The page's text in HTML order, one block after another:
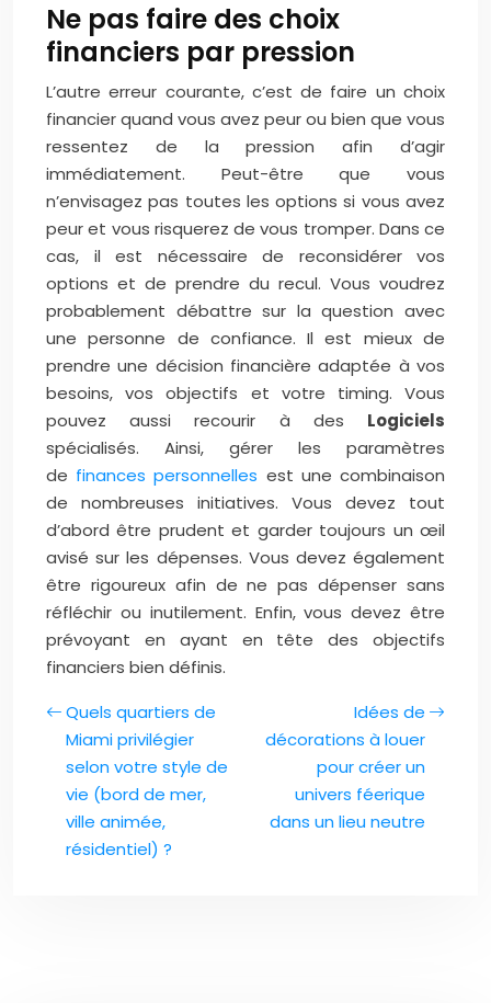
Ne pas faire des choix
financiers par pression
L’autre erreur courante, c’est de faire un choix
financier quand vous avez peur ou bien que vous
ressentez de la pression afin d’agir
immédiatement. Peut-être que vous
n’envisagez pas toutes les options si vous avez
peur et vous risquerez de vous tromper. Dans ce
cas, il est nécessaire de reconsidérer vos
options et de prendre du recul. Vous voudrez
probablement débattre sur la question avec
une personne de confiance. Il est mieux de
prendre une décision financière adaptée à vos
besoins, vos objectifs et votre timing. Vous
pouvez aussi recourir à des Logiciels
spécialisés. Ainsi, gérer les paramètres
de finances personnelles est une combinaison
de nombreuses initiatives. Vous devez tout
d’abord être prudent et garder toujours un œil
avisé sur les dépenses. Vous devez également
être rigoureux afin de ne pas dépenser sans
réfléchir ou inutilement. Enfin, vous devez être
prévoyant en ayant en tête des objectifs
financiers bien définis.
Quels quartiers de
Miami privilégier
selon votre style de
vie (bord de mer,
ville animée,
résidentiel) ?
Idées de
décorations à louer
pour créer un
univers féerique
dans un lieu neutre